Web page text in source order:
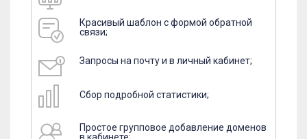
Красивый шаблон с формой обратной
связи;
Запросы на почту и в личный кабинет;
Сбор подробной статистики;
Простое групповое добавление доменов